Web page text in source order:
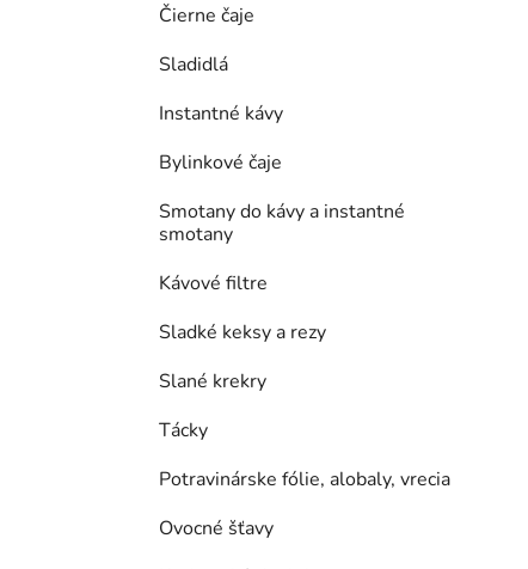
Čierne čaje
Sladidlá
Instantné kávy
Bylinkové čaje
Smotany do kávy a instantné
smotany
Kávové filtre
Sladké keksy a rezy
Slané krekry
Tácky
Potravinárske fólie, alobaly, vrecia
Ovocné šťavy